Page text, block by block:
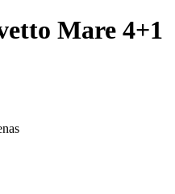
Mare 4+1